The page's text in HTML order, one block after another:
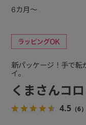
くまさんコ
4.5（6）
新パッケージ！手で転
イ。
6カ月～